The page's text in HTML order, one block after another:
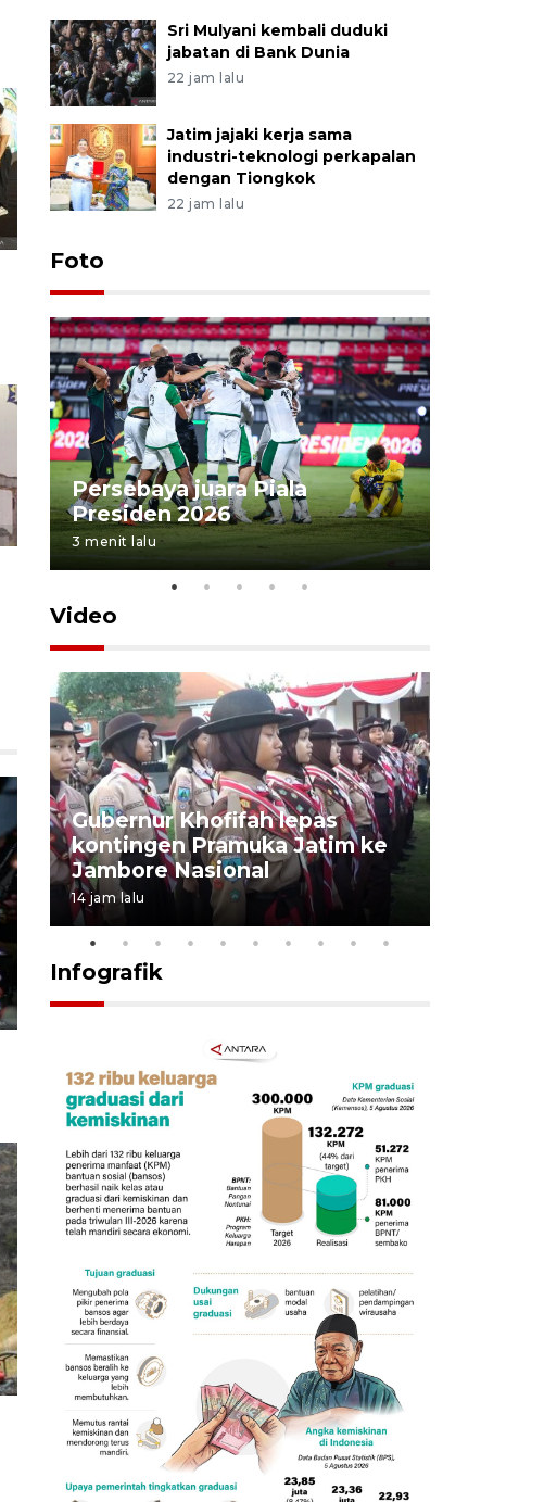
Sri Mulyani kembali duduki
jabatan di Bank Dunia
22 jam lalu
Jatim jajaki kerja sama
industri-teknologi perkapalan
dengan Tiongkok
22 jam lalu
Foto
Persebaya juara Piala
Presiden 2026
3 menit lalu
Video
Gubernur Khofifah lepas
kontingen Pramuka Jatim ke
Jambore Nasional
14 jam lalu
Infografik